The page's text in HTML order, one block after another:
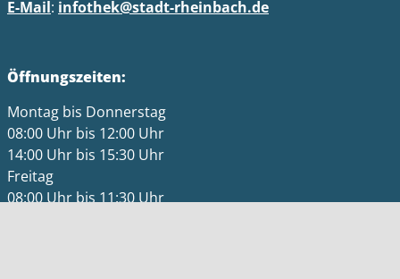
E-Mail: infothek@stadt-rheinbach.de
Öffnungszeiten:
Montag bis Donnerstag
08:00 Uhr bis 12:00 Uhr
14:00 Uhr bis 15:30 Uhr
Freitag
08:00 Uhr bis 11:30 Uhr